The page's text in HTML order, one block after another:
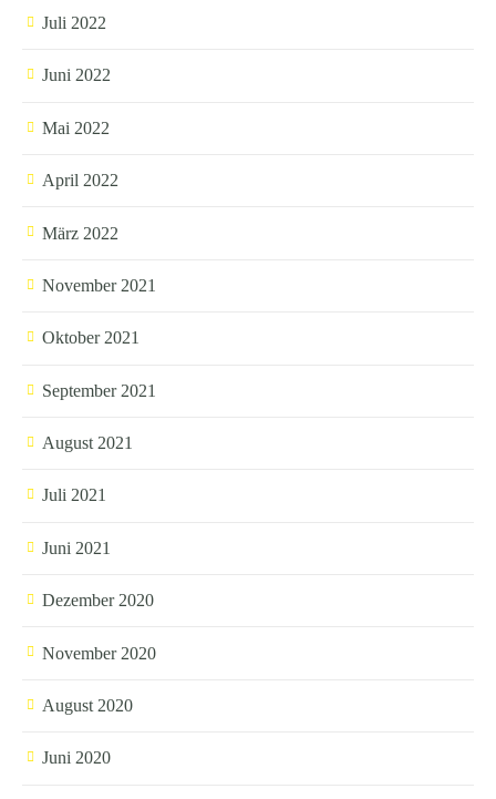
Juli 2022
Juni 2022
Mai 2022
April 2022
März 2022
November 2021
Oktober 2021
September 2021
August 2021
Juli 2021
Juni 2021
Dezember 2020
November 2020
August 2020
Juni 2020